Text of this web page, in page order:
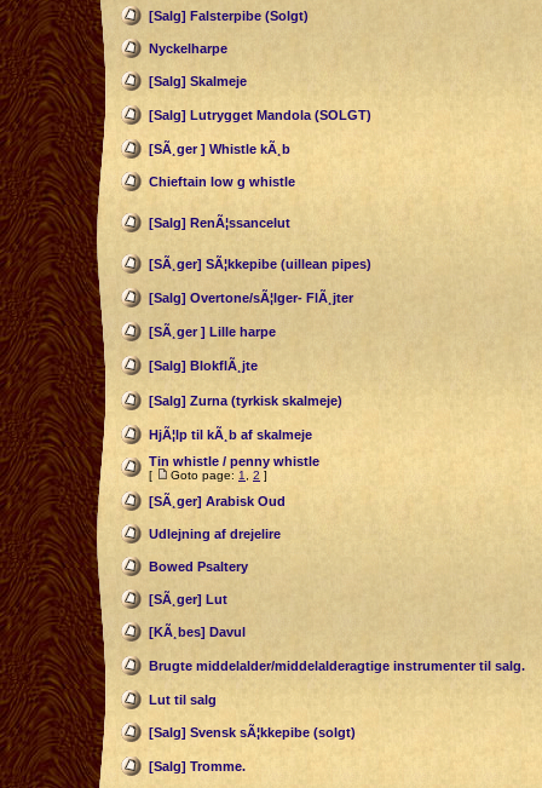
[Salg] Falsterpibe (Solgt)
Nyckelharpe
[Salg] Skalmeje
[Salg] Lutrygget Mandola (SOLGT)
[SÃ¸ger ] Whistle kÃ¸b
Chieftain low g whistle
[Salg] RenÃ¦ssancelut
[SÃ¸ger] SÃ¦kkepibe (uillean pipes)
[Salg] Overtone/sÃ¦lger- FlÃ¸jter
[SÃ¸ger ] Lille harpe
[Salg] BlokflÃ¸jte
[Salg] Zurna (tyrkisk skalmeje)
HjÃ¦lp til kÃ¸b af skalmeje
Tin whistle / penny whistle
[ Goto page: 1 2 ]
[SÃ¸ger] Arabisk Oud
Udlejning af drejelire
Bowed Psaltery
[SÃ¸ger] Lut
[KÃ¸bes] Davul
Brugte middelalder/middelalderagtige instrumenter til salg.
Lut til salg
[Salg] Svensk sÃ¦kkepibe (solgt)
[Salg] Tromme.